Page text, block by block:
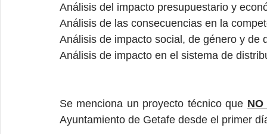
Análisis del impacto presupuestario y
Análisis de las consecuencias en la
Análisis de impacto social, de género y de
Análisis de impacto en el sistema de
Se menciona un proyecto técnico que
Ayuntamiento de Getafe desde el primer